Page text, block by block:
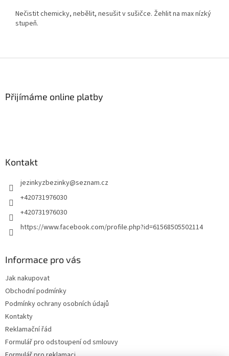
Nečistit chemicky, nebělit, nesušit v sušičce. Žehlit na max nízký
stupeň.
Přijímáme online platby
Kontakt
jezinkyzbezinky@seznam.cz
+420731976030
+420731976030
https://www.facebook.com/profile.php?id=61568505502114
Informace pro vás
Jak nakupovat
Obchodní podmínky
Podmínky ochrany osobních údajů
Kontakty
Reklamační řád
Formulář pro odstoupení od smlouvy